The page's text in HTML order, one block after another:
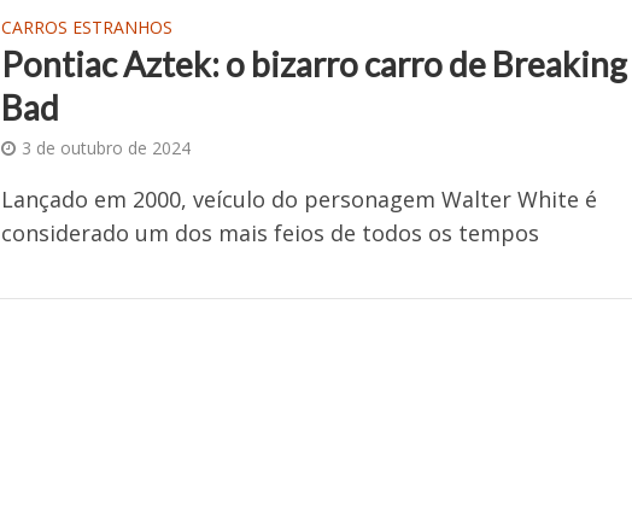
CARROS ESTRANHOS
Pontiac Aztek: o bizarro carro de Breaking
Bad
3 de outubro de 2024
Lançado em 2000, veículo do personagem Walter White é
considerado um dos mais feios de todos os tempos